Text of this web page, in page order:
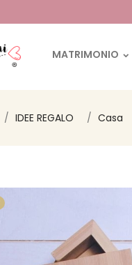
MATRIMONIO
IDEE REGALO Casa